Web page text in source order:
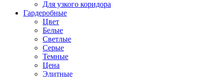
Для узкого коридора
Гардеробные
Цвет
Белые
Светлые
Серые
Темные
Цена
Элитные